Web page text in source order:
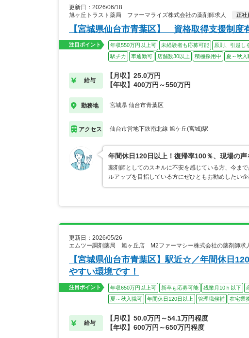
更新日：2026/06/18
旭ヶ丘トラスト薬局 ファーマライズ株式会社の薬剤師求人
正社
【宮城県仙台市青葉区】 資格取得支援制
注目ポイント 年収550万円以上可 未経験者も応募可能 原則、引越し
駅チカ
車通勤可 店舗数30以上 積極採用中 夏～秋入
給与
【月収】25.0万円
【年収】400万円～550万円
勤務地 宮城県 仙台市青葉区
アクセス 仙台市営地下鉄南北線 旭ケ丘(宮城)駅
年間休日120日以上！復帰率100％、現場の
薬剤師としてのスキルに不安を感じている方、今ま
ルアップを目指している方にぜひともお勧めしたい企
更新日：2026/05/26
エムツー調剤薬局 旭ヶ丘店 M2ファーマシー株式会社の薬剤師求
【宮城県仙台市青葉区】駅近☆／年間休日
やすい環境です！
注目ポイント 年収650万円以上可 新卒も応募可能 残業月10ｈ以下
夏～秋入職可
年間休日120日以上 管理職候補 在宅業
給与
【月収】50.0万円～54.1万円程度
【年収】600万円～650万円程度